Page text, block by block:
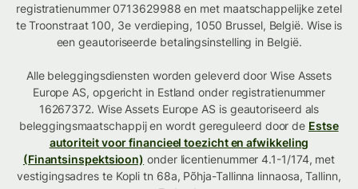
registratienummer 0713629988 en met maatschappelijke zetel
te Troonstraat 100, 3e verdieping, 1050 Brussel, België. Wise is
een geautoriseerde betalingsinstelling in België.
Alle beleggingsdiensten worden geleverd door Wise Assets
Europe AS, opgericht in Estland onder registratienummer
16267372. Wise Assets Europe AS is geautoriseerd als
beleggingsmaatschappij en wordt gereguleerd door de Estse
autoriteit voor financieel toezicht en afwikkeling
(Finantsinspektsioon) onder licentienummer 4.1-1/174, met
vestigingsadres te Kopli tn 68a, Põhja-Tallinna linnaosa, Tallinn,